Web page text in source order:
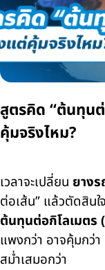
สูตรคิด “ต้นทุน
คุ้มจริงไหม?
เวลาจะเปลี่ยน ยาง
ต่อเส้น” แล้วตัดสิน
ต้นทุนต่อกิโลเมตร (
แพงกว่า อาจคุ้มกว่า
สม่ำเสมอกว่า